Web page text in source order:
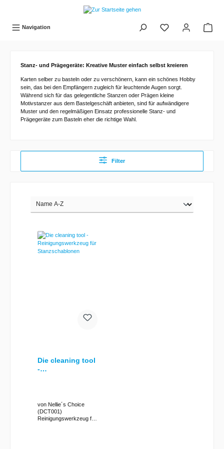
Navigation
Stanz- und Prägegeräte: Kreative Muster einfach selbst kreieren
Karten selber zu basteln oder zu verschönern, kann ein schönes Hobby
sein, das bei den Empfängern zugleich für leuchtende Augen sorgt.
Während sich für das gelegentliche Stanzen oder Prägen kleine
Motivstanzer aus dem Bastelgeschäft anbieten, sind für aufwändigere
Muster und den regelmäßigen Einsatz professionelle Stanz- und
Prägegeräte zum Basteln eher die richtige Wahl.
Filter
Die cleaning tool
-
von Nellie´s Choice
(DCT001)
Reinigungswerkzeug für